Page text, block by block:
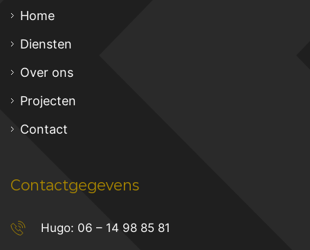
Home
Diensten
Over ons
Projecten
Contact
Contactgegevens
Hugo: 06 – 14 98 85 81